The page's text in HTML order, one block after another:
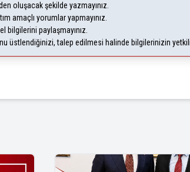
oluşacak şekilde yazmayınız.
amaçlı yorumlar yapmayınız.
bilgilerini paylaşmayınız.
üstlendiğinizi, talep edilmesi halinde bilgilerinizin yetkili